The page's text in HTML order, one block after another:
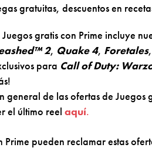
gratuitas, descuentos en
gratis con Prime incluye
2, Quake 4, Foretales,
para Call of Duty:
general de las ofertas de
el último reelaquí.
Prime pueden reclamar estas